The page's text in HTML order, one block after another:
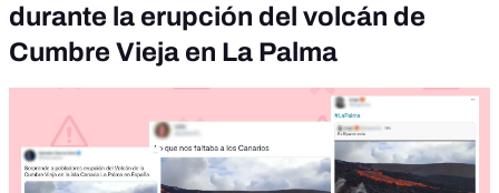
durante la erupción del volcán de
Cumbre Vieja en La Palma